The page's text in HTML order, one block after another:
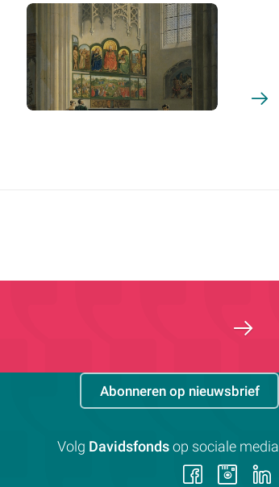
Abonneren op nieuwsbrief
Volg Davidsfonds op sociale media
Volg